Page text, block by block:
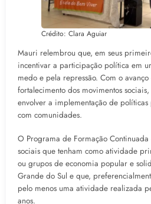
Crédito: Clara Aguiar
Mauri relembrou que, em seus
incentivar a participação política em
medo e pela repressão. Com o
fortalecimento dos movimentos
envolver a implementação de
com comunidades.
O Programa de Formação
sociais que tenham como atividade
ou grupos de economia popular e
Grande do Sul e que,
pelo menos uma atividade realizada
anos.